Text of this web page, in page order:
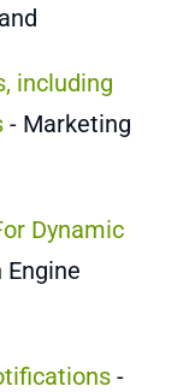
including
- Marketing
Dynamic
Engine
-